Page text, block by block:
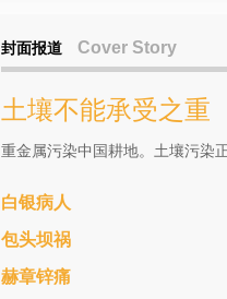
封面报道 Cover Story
土壤不能承受之重
重金属污染中国耕地。土壤污染
白银病人
包头坝祸
赫章锌痛